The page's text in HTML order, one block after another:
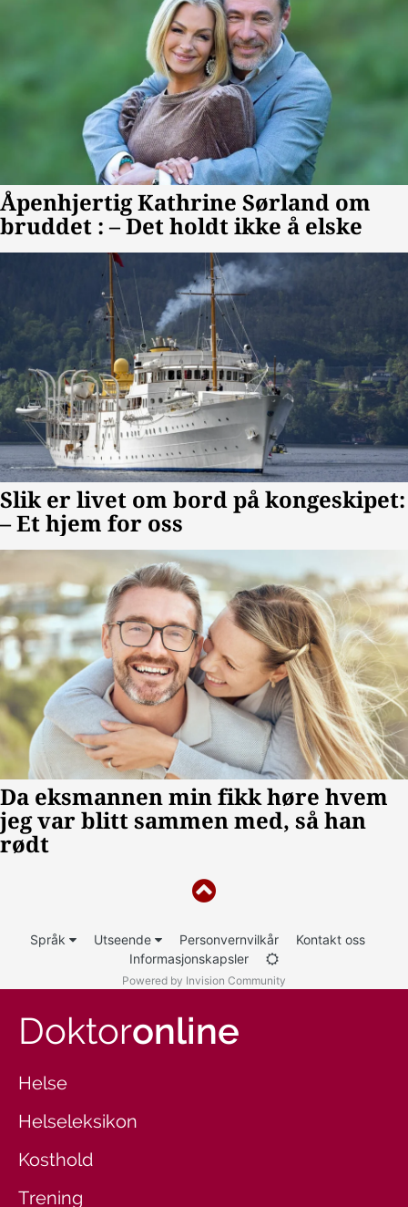
Språk Utseende Personvernvilkår
Kontakt oss
Informasjonskapsler
Powered by Invision Community
Doktoronline
Helse
Helseleksikon
Kosthold
Trening